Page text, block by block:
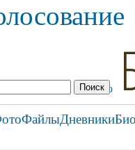
ФайлыДневники